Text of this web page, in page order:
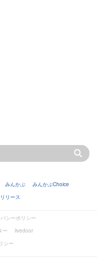
みんかぶ
みんかぶChoice
リース
シーポリシー
ー
livedoor
シー